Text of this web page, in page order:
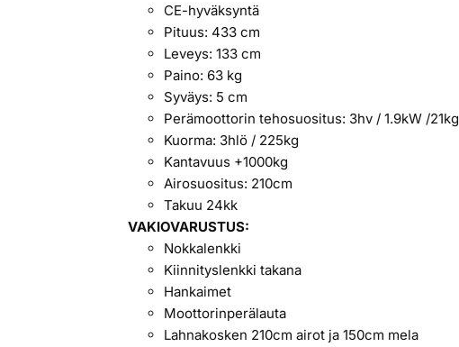
CE-hyväksyntä
Pituus: 433 cm
Leveys: 133 cm
Paino: 63 kg
Syväys: 5 cm
Perämoottorin tehosuositus: 3hv / 1.9kW /21kg
Kuorma: 3hlö / 225kg
Kantavuus +1000kg
Airosuositus: 210cm
Takuu 24kk
VAKIOVARUSTUS:
Nokkalenkki
Kiinnityslenkki takana
Hankaimet
Moottorinperälauta
Lahnakosken 210cm airot ja 150cm mela